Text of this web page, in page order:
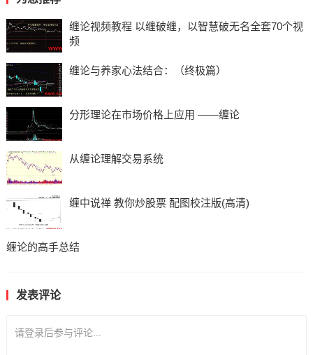
缠论视频教程 以缠破缠，以智慧破无名全套70个视
频
缠论与养家心法结合：（终极篇）
分形理论在市场价格上应用 ——缠论
从缠论理解交易系统
缠中说禅 教你炒股票 配图校注版(高清)
缠论的高手总结
发表评论
请登录后参与评论...